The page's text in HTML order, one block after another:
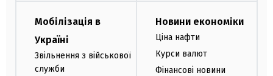
Мобілізація в
Україні
Звільнення з військової
служби
Новини економіки
Ціна нафти
Курси валют
Фінансові новини